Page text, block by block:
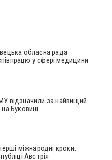
обласна рада
у сфері медицини
відзначили за найвищий
Буковині
міжнародні кроки:
Австрія